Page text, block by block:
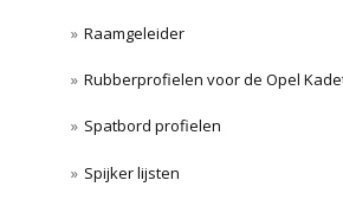
Raamgeleider
Rubberprofielen voor de Opel
Spatbord profielen
Spijker lijsten